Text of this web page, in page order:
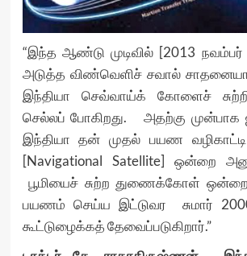
“இந்த ஆண்டு முடிவில் [2013 நவம்பர்
அடுத்த விண்வெளிச் சவால்
இந்தியா செவ்வாய்க் கோளைச்
செல்லப் போகிறது. அதற்கு
இந்தியா தன் முதல் பயண
[Navigational Satellite] ஒன்றை
பூமியைச் சுற்ற துணைக்கோள்
பயணம் செய்ய இட்டுவர சுமார்
கூட்டுழைக்கத் தேவைப்படுகிறார்.”